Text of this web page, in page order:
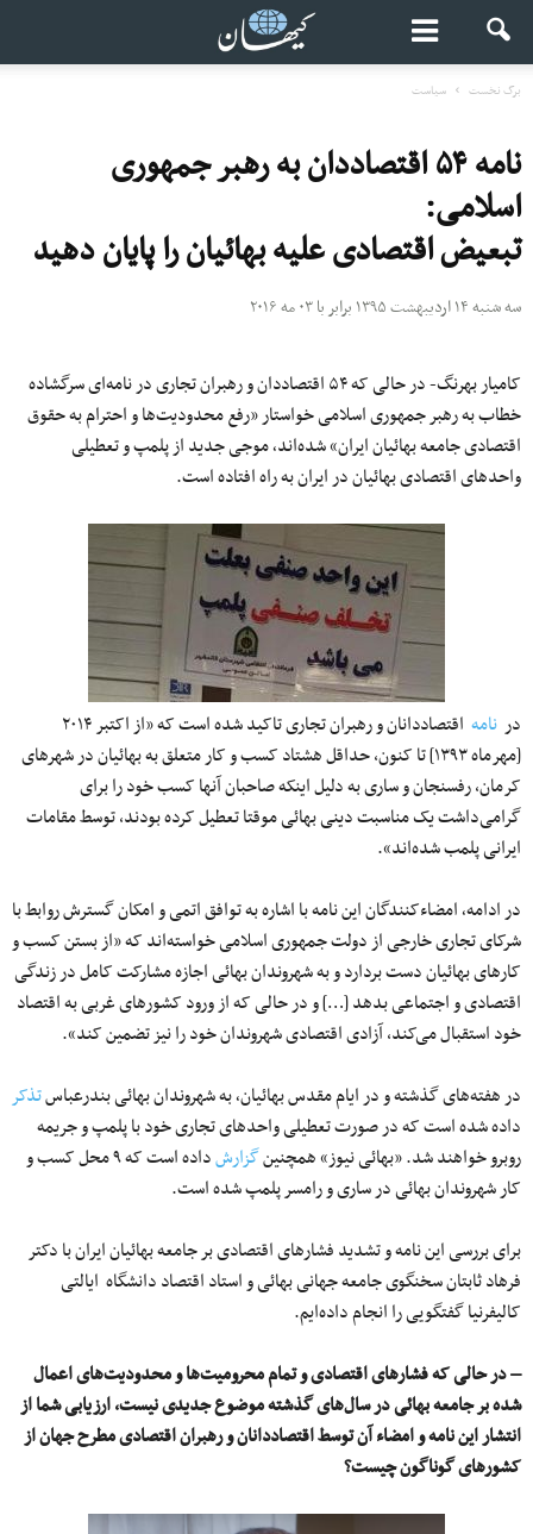
برگ نخست سیاست
نامه ۵۴ اقتصاددان به رهبر جمهوری
اسلامی:
تبعیض اقتصادی علیه بهائیان را پایان دهید
سه شنبه ۱۴ اردیبهشت ۱۳۹۵ برابر با ۰۳ مه ۲۰۱۶
کامیار بهرنگ- در حالی که ۵۴ اقتصاددان و رهبران تجاری در نامه‌ای سرگشاده
خطاب به رهبر جمهوری اسلامی خواستار «رفع محدودیت‌ها و احترام به حقوق
اقتصادی جامعه بهائیان ایران» شده‌اند٬ موجی جدید از پلمپ و تعطیلی
واحد‌های اقتصادی بهائیان در ایران به راه افتاده است.
در نامه
اقتصاددانان و رهبران تجاری تاکید شده است که «از اکتبر ۲۰۱۴
[مهرماه ۱۳۹۳] تا کنون، حداقل هشتاد کسب و کار متعلق به بهائیان در شهرهای
کرمان، رفسنجان و ساری به دلیل اینکه صاحبان آنها کسب خود را برای
گرامی‌داشت یک مناسبت دینی بهائی موقتا تعطیل کرده بودند، توسط مقامات
ایرانی پلمب شده‌اند».
در ادامه٬‌ امضاءکنندگان این نامه با اشاره به توافق اتمی و امکان گسترش روابط با
شرکای تجاری خارجی از دولت جمهوری اسلامی خواسته‌اند که «از بستن کسب و
کارهای بهائیان دست بردارد و به شهروندان بهائی اجازه مشارکت کامل در زندگی
اقتصادی و اجتماعی بدهد […] و در حالی که از ورود کشورهای غربی به اقتصاد
خود استقبال می‌کند، آزادی اقتصادی شهروندان خود را نیز تضمین کند».
در هفته‌های گذشته و در ایام مقدس بهائیان٬ به شهروندان بهائی بندرعباس
تذکر
داده شده است که در صورت تعطیلی واحدهای تجاری خود با پلمپ و جریمه
روبرو خواهند شد. «بهائی نیوز» همچنینگزارش
داده است که ۹ محل کسب و
کار شهروندان بهائی در ساری و رامسر پلمپ شده است.
برای بررسی این نامه و تشدید فشارهای اقتصادی بر جامعه بهائیان ایران با دکتر
فرهاد ثابتان سخنگوی جامعه جهانی بهائی و استاد اقتصاد دانشگاه ایالتی
کالیفرنیا گفتگویی را انجام داده‌ایم.
– در حالی که فشارهای اقتصادی و تمام محرومیت‌ها و محدودیت‌های اعمال
شده بر جامعه بهائی در سال‌های گذشته موضوع جدیدی نیست، ارزیابی شما از
انتشار این نامه و امضاء آن توسط اقتصاددانان و رهبران اقتصادی مطرح جهان از
کشورهای گوناگون چیست؟